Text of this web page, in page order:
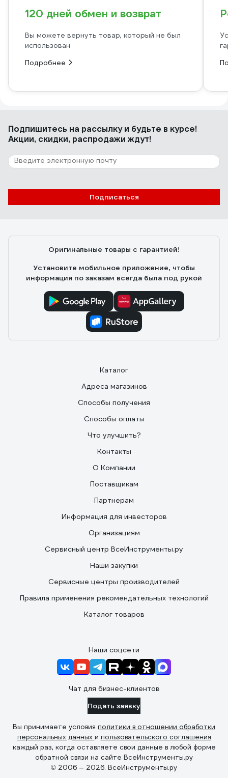
120 дней обмен и возврат
Вы можете вернуть товар, который не был
использован
Подробнее
Подпишитесь на рассылкуи будьте в курсе!
Акции, скидки, распродажи ждут!
Подписаться
Оригинальные товары с гарантией!
Установите мобильное приложение, чтобы
информация по заказам всегда была под рукой
Каталог
Адреса магазинов
Способы получения
Способы оплаты
Что улучшить?
Контакты
О Компании
Поставщикам
Партнерам
Информация для инвесторов
Организациям
Сервисный центр ВсеИнструменты.ру
Наши закупки
Сервисные центры производителей
Правила применения рекомендательных технологий
Каталог товаров
Наши соцсети
Чат для бизнес-клиентов
Подать заявку
Вы принимаете условия политики в отношении обработки
персональных данных и пользовательского соглашения
каждый раз, когда оставляете свои данные в любой форме
обратной связи на сайте ВсеИнструменты.ру
© 2006 — 2026. ВсеИнструменты.ру